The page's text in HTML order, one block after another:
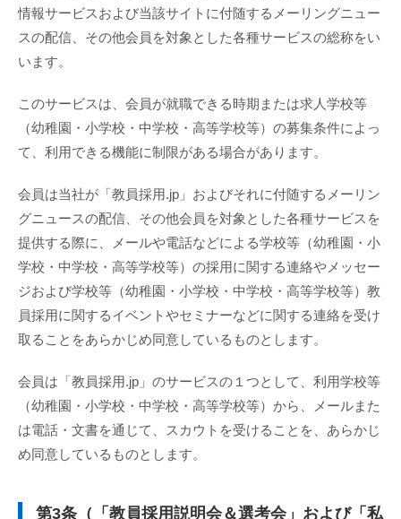
情報サービスおよび当該サイトに付随するメーリングニュー
スの配信、その他会員を対象とした各種サービスの総称をい
います。
このサービスは、会員が就職できる時期または求人学校等
（幼稚園・小学校・中学校・高等学校等）の募集条件によっ
て、利用できる機能に制限がある場合があります。
会員は当社が「教員採用.jp」およびそれに付随するメーリン
グニュースの配信、その他会員を対象とした各種サービスを
提供する際に、メールや電話などによる学校等（幼稚園・小
学校・中学校・高等学校等）の採用に関する連絡やメッセー
ジおよび学校等（幼稚園・小学校・中学校・高等学校等）教
員採用に関するイベントやセミナーなどに関する連絡を受け
取ることをあらかじめ同意しているものとします。
会員は「教員採用.jp」のサービスの１つとして、利用学校等
（幼稚園・小学校・中学校・高等学校等）から、メールまた
は電話・文書を通じて、スカウトを受けることを、あらかじ
め同意しているものとします。
第3条（「教員採用説明会＆選考会」および「私